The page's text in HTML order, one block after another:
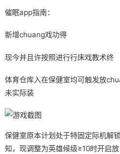
催眠app指南：
新增chuang戏功得
现今并且许按照进行行床戏教术终
体育仓库入在保健室均可触发放
未实际装
保健室原本计划处于特固定际机解
知，现调整为英雄候级≥10时开启放